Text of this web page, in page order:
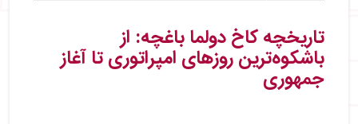
تاریخچه کاخ دولما باغچه: از
باشکوه‌ترین روزهای امپراتوری تا آغاز
جمهوری